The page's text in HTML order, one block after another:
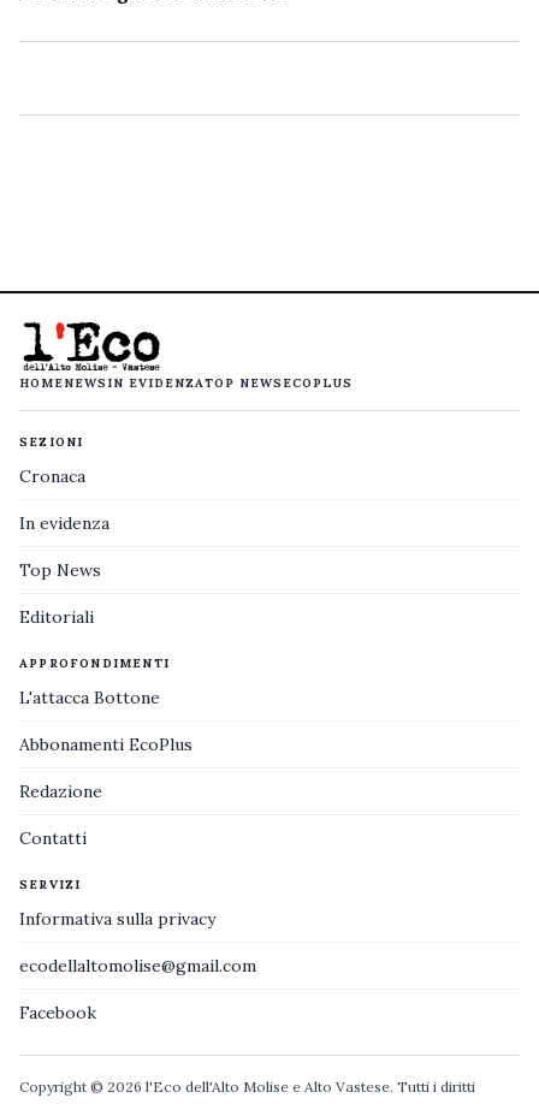
HOMENEWS IN EVIDENZATOP NEWS ECOPLUS
SEZIONI
Cronaca
In evidenza
Top News
Editoriali
APPROFONDIMENTI
L'attacca Bottone
Abbonamenti EcoPlus
Redazione
Contatti
SERVIZI
Informativa sulla privacy
ecodellaltomolise@gmail.com
Facebook
Copyright © 2026 l'Eco dell'Alto Molise e Alto Vastese. Tutti i diritti